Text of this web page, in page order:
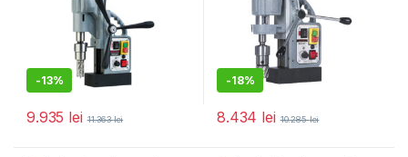
-13%
9.935 lei 11.363lei
-18%
8.434 lei 10.285lei